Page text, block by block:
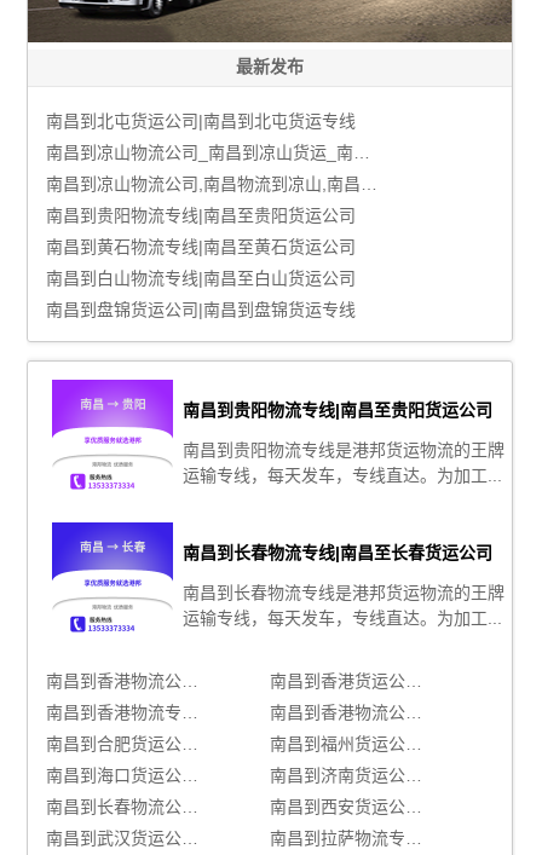
最新发布
南昌到北屯货运公司|南昌到北屯货运专线
南昌到凉山物流公司_南昌到凉山货运_南昌至凉山物流专线
南昌到凉山物流公司,南昌物流到凉山,南昌至凉山物流专线
南昌到贵阳物流专线|南昌至贵阳货运公司
南昌到黄石物流专线|南昌至黄石货运公司
南昌到白山物流专线|南昌至白山货运公司
南昌到盘锦货运公司|南昌到盘锦货运专线
南昌到贵阳物流专线|南昌至贵阳货运公司
南昌到贵阳物流专线是港邦货运物流的王牌
运输专线，每天发车，专线直达。为加工...
南昌到长春物流专线|南昌至长春货运公司
南昌到长春物流专线是港邦货运物流的王牌
运输专线，每天发车，专线直达。为加工...
南昌到香港物流公司,南昌物流到香港,南昌至香港物流专线
南昌到香港货运公司|南昌到香港货运专线
南昌到香港物流专线|南昌至香港货运公司
南昌到香港物流公司_南昌到香港货运_南昌至香港物流专线
南昌到合肥货运公司|南昌到合肥货运专线
南昌到福州货运公司|南昌到福州货运专线
南昌到海口货运公司|南昌到海口货运专线
南昌到济南货运公司|南昌到济南货运专线
南昌到长春物流公司,南昌物流到长春,南昌至长春物流专线
南昌到西安货运公司|南昌到西安货运专线
南昌到武汉货运公司|南昌到武汉货运专线
南昌到拉萨物流专线|南昌至拉萨货运公司